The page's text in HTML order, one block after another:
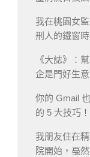
我在桃園女
刑人的鐵窗時
《大誌》：
企是門好生
你的 Gmail
的 5 大技巧！
我朋友住在
院開始，戞